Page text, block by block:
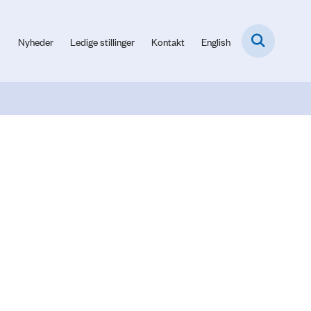
Nyheder Ledige stillinger Kontakt English